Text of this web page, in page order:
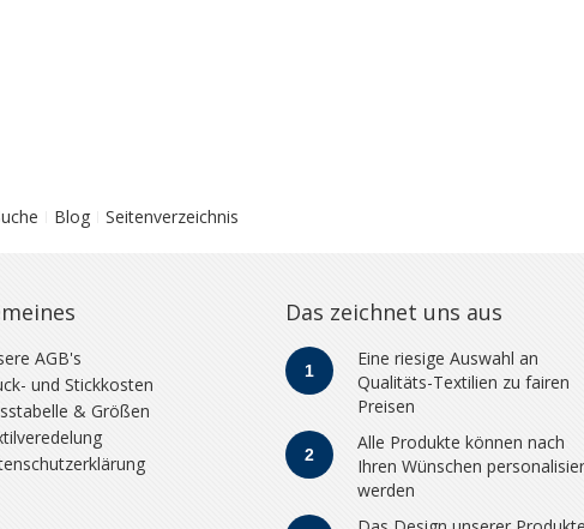
Blog Seitenverzeichnis
AGB's
und Stickkosten
& Größen
Das zeichnet uns aus
1
Eine riesige Auswahl an
Qualitäts-Textilien zu fairen
Preisen
2
Alle Produkte können nach
Ihren Wünschen
werden